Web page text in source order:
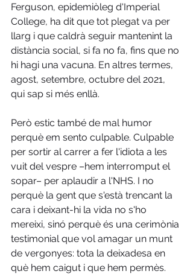
Ferguson, epidemiòleg d'Imperial
College, ha dit que tot plegat va per
llarg i que caldrà seguir mantenint la
distància social, si fa no fa, fins que no
hi hagi una vacuna. En altres termes,
agost, setembre, octubre del 2021,
qui sap si més enllà.
Però estic també de mal humor
perquè em sento culpable. Culpable
per sortir al carrer a fer l'idiota a les
vuit del vespre –hem interromput el
sopar– per aplaudir a l'NHS. I no
perquè la gent que s'està trencant la
cara i deixant-hi la vida no s'ho
mereixi, sinó perquè és una cerimònia
testimonial que vol amagar un munt
de vergonyes: tota la deixadesa en
què hem caigut i que hem permès.